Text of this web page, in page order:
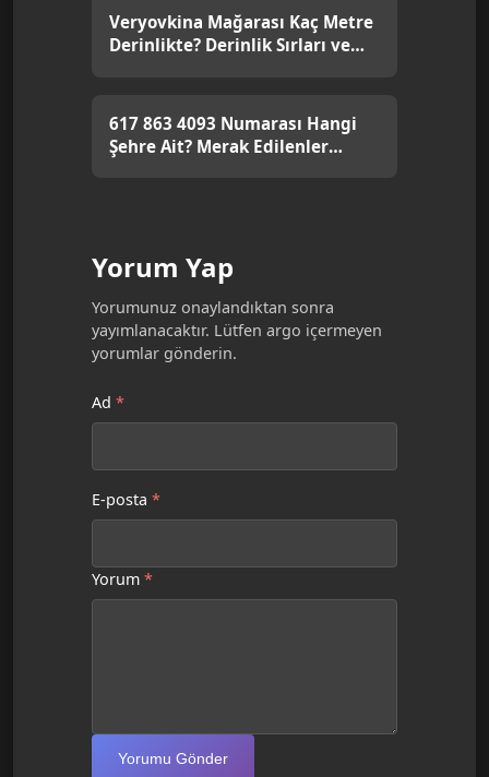
Veryovkina Mağarası Kaç Metre
Derinlikte? Derinlik Sırları ve
617 863 4093 Numarası Hangi
Şehre Ait? Merak Edilenler
Yorum Yap
Yorumunuz onaylandıktan sonra
yayımlanacaktır. Lütfen argo içermeyen
yorumlar gönderin.
Ad *
E-posta *
Yorum *
Yorumu Gönder